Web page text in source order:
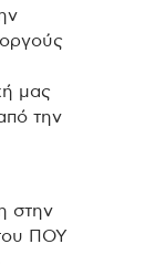
μας
την
στην
ΠΟΥ